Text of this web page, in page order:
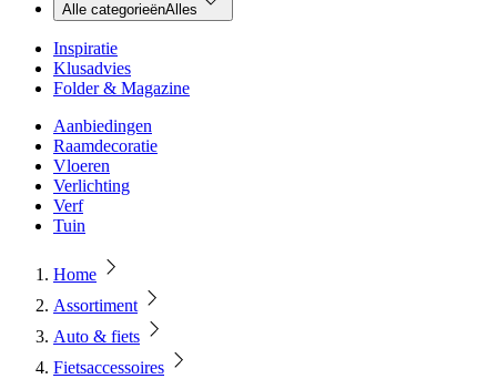
Alle categorieënAlles
Inspiratie
Klusadvies
Folder & Magazine
Aanbiedingen
Raamdecoratie
Vloeren
Verlichting
Verf
Tuin
Home
Assortiment
Auto & fiets
Fietsaccessoires